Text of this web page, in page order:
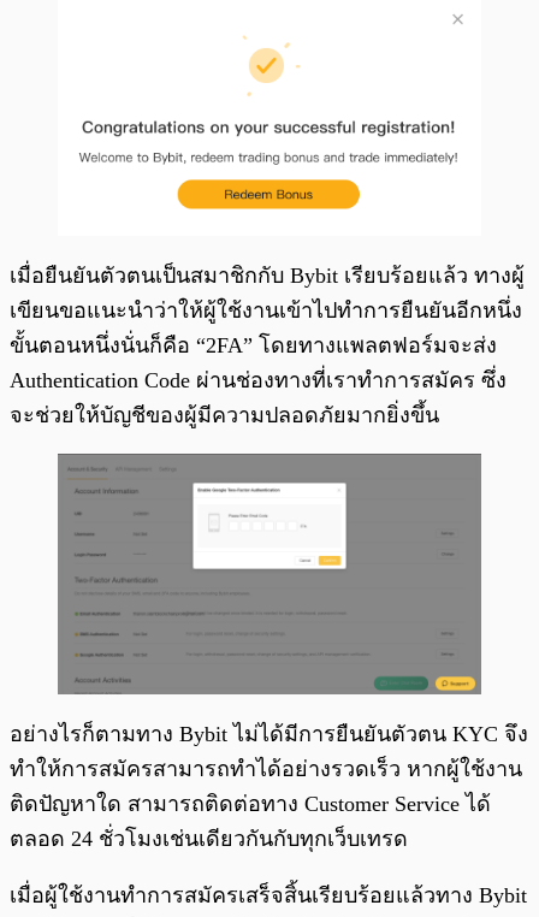
เมื่อยืนยันตัวตนเป็นสมาชิกกับ Bybit เรียบร้อยแล้ว ทางผู้
เขียนขอแนะนำว่าให้ผู้ใช้งานเข้าไปทำการยืนยันอีกหนึ่ง
ขั้นตอนหนึ่งนั่นก็คือ “2FA” โดยทางแพลตฟอร์มจะส่ง
Authentication Code ผ่านช่องทางที่เราทำการสมัคร ซึ่ง
จะช่วยให้บัญชีของผู้มีความปลอดภัยมากยิ่งขึ้น
อย่างไรก็ตามทาง Bybit ไม่ได้มีการยืนยันตัวตน KYC จึง
ทำให้การสมัครสามารถทำได้อย่างรวดเร็ว หากผู้ใช้งาน
ติดปัญหาใด สามารถติดต่อทาง Customer Service ได้
ตลอด 24 ชั่วโมงเช่นเดียวกันกับทุกเว็บเทรด
เมื่อผู้ใช้งานทำการสมัครเสร็จสิ้นเรียบร้อยแล้วทาง Bybit